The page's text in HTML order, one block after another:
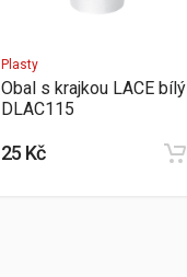
Plasty
Obal s krajkou LACE bílý
DLAC115
25 Kč